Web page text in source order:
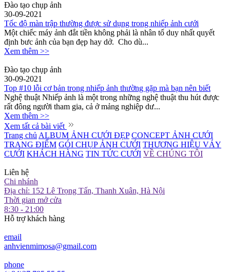
Đào tạo chụp ảnh
30-09-2021
Tốc độ màn trập thường được sử dụng trong nhiếp ảnh cưới
Một chiếc máy ảnh đắt tiền không phải là nhân tố duy nhất quyết
định bưc ảnh của bạn đẹp hay dở. Cho dù...
Xem thêm >>
Đào tạo chụp ảnh
30-09-2021
Top #10 lỗi cơ bản trong nhiếp ảnh thường gặp mà bạn nên biết
Nghệ thuật Nhiếp ảnh là một trong những nghệ thuật thu hút được
rất đông người tham gia, cả ở mảng nghiệp dư...
Xem thêm >>
Xem tất cả bài viết
Trang chủ ALBUM ẢNH CƯỚI ĐẸP CONCEPT ẢNH CƯỚI
TRANG ĐIỂM GÓI CHỤP ẢNH CƯỚI THƯƠNG HIỆU VÁY
CƯỚI KHÁCH HÀNG TIN TỨC CƯỚI VỀ CHÚNG TÔI
Liên hệ
Chi nhánh
Địa chỉ: 152 Lê Trọng Tấn, Thanh Xuân, Hà Nội
Thời gian mở cửa
8:30 - 21:00
Hỗ trợ khách hàng
email
anhvienmimosa@gmail.com
phone